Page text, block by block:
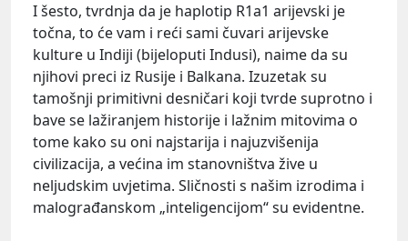
I šesto, tvrdnja da je haplotip R1a1 arijevski je
točna, to će vam i reći sami čuvari arijevske
kulture u Indiji (bijeloputi Indusi), naime da su
njihovi preci iz Rusije i Balkana. Izuzetak su
tamošnji primitivni desničari koji tvrde suprotno i
bave se lažiranjem historije i lažnim mitovima o
tome kako su oni najstarija i najuzvišenija
civilizacija, a većina im stanovništva žive u
neljudskim uvjetima. Sličnosti s našim izrodima i
malograđanskom „inteligencijom“ su evidentne.